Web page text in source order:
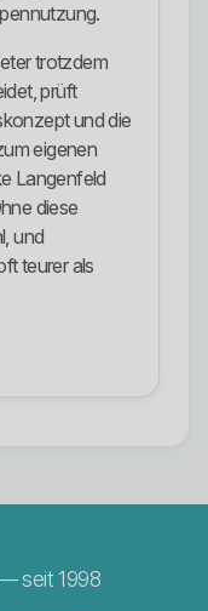
trotzdem
prüft
und die
eigenen
Langenfeld
diese
und
teurer als
seit 1998